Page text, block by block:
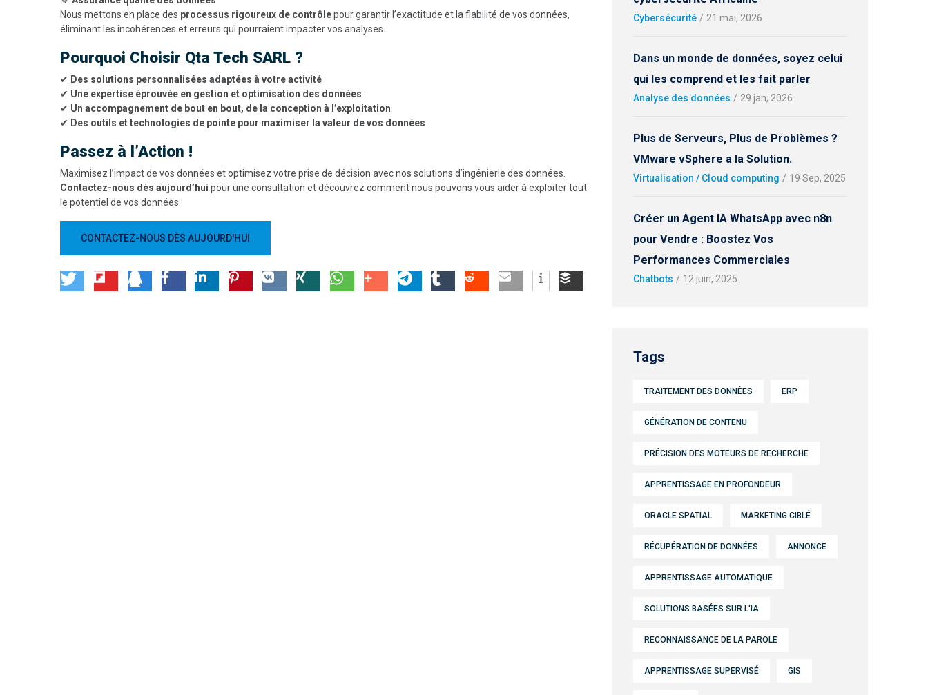
Nous mettons en place des processus rigoureux de contrôlepour garantir l’exactitude et la fiabilité de vos données,
éliminant les incohérences et erreurs qui pourraient impacter vos analyses.
Pourquoi Choisir Qta Tech SARL ?
✔ Des solutions personnalisées adaptées à votre activité
✔ Une expertise éprouvée en gestion et optimisation des données
✔ Un accompagnement de bout en bout, de la conception à l’exploitation
✔ Des outils et technologies de pointe pour maximiser la valeur de vos données
Passez à l’Action !
Maximisez l’impact de vos données et optimisez votre prise de décision avec nos solutions d’ingénierie des données.
Contactez-nous dès aujourd’hui pour une consultation et découvrez comment nous pouvons vous aider à exploiter tout
le potentiel de vos données.
CONTACTEZ-NOUS DÈS AUJOURD'HUI
Cybersécurité / 21 mai, 2026
Dans un monde de données, soyez celui
qui les comprend et les fait parler
Analyse des données / 29 jan, 2026
Plus de Serveurs, Plus de Problèmes ?
VMware vSphere a la Solution.
Virtualisation / Cloud computing / 19 Sep, 2025
Créer un Agent IA WhatsApp avec n8n
pour Vendre : Boostez Vos
Performances Commerciales
Chatbots / 12 juin, 2025
Tags
TRAITEMENT DES DONNÉES ERP
GÉNÉRATION DE CONTENU
PRÉCISION DES MOTEURS DE RECHERCHE
APPRENTISSAGE EN PROFONDEUR
ORACLE SPATIAL MARKETING CIBLÉ
RÉCUPÉRATION DE DONNÉES ANNONCE
APPRENTISSAGE AUTOMATIQUE
SOLUTIONS BASÉES SUR L'IA
RECONNAISSANCE DE LA PAROLE
APPRENTISSAGE SUPERVISÉ GIS